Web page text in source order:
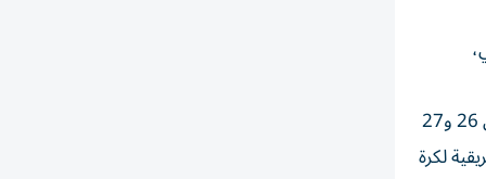
ويشارك الجزائري الشاب خالد، والفنان المغربي دوزي، والإسباني من أصل مغربي مراد، والمغربي جراندي ⁠طوطو، في حفلين يومي 26 و27
لكرة